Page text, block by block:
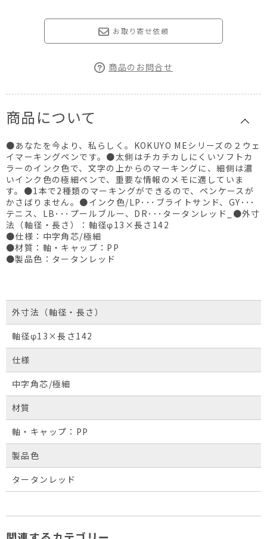
お取り寄せ依頼
商品のお問合せ
商品について
●あなたを今より、私らしく。KOKUYO MEシリーズの２ウェ
イマーキングペンです。●太側はチカチカしにくいソフトカ
ラーのインク色で、文字の上からのマーキングに、細側は濃
いインク色の極細ペンで、重要な情報のメモに適していま
す。●1本で2種類のマーキングができるので、ペンケースが
かさばりません。●インク色/LP･･･ブライトサンド、GY･･･
テニス、LB･･･プールブルー、DR･･･タータンレッド_●外寸
法（軸径・長さ）：軸径φ13×長さ142
●仕様：中字角芯/極細
●材質：軸・キャップ：PP
●製品色：タータンレッド
外寸法（軸径・長さ）
軸径φ13×長さ142
仕様
中字角芯/極細
材質
軸・キャップ：PP
製品色
タータンレッド